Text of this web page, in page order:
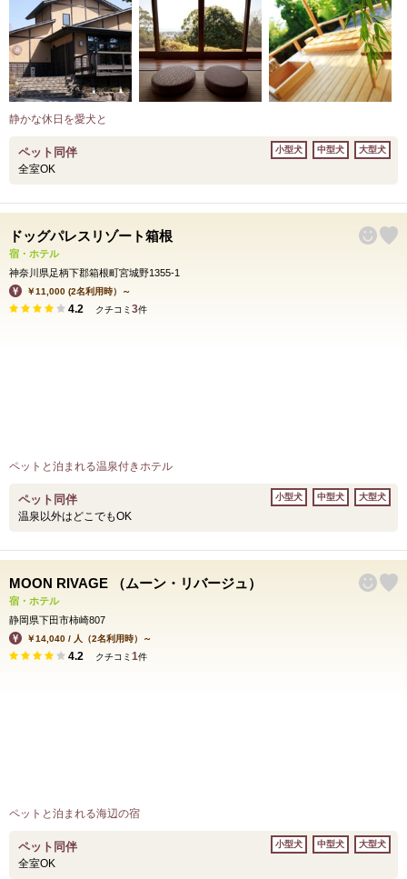
静かな休日を愛犬と
ペット同伴
全室OK
小型犬 中型犬 大型犬
ドッグパレスリゾート箱根
宿・ホテル
神奈川県足柄下郡箱根町宮城野1355-1
￥11,000 (2名利用時）～
4.2 クチコミ 3件
ペットと泊まれる温泉付きホテル
ペット同伴
温泉以外はどこでもOK
小型犬 中型犬 大型犬
MOON RIVAGE （ムーン・リバージュ）
宿・ホテル
静岡県下田市柿崎807
￥14,040 / 人（2名利用時）～
4.2 クチコミ 1件
ペットと泊まれる海辺の宿
ペット同伴
全室OK
小型犬 中型犬 大型犬